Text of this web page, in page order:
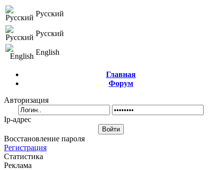
Русский
Русский
English
Главная
Форум
Авторизация
Ip-адрес
Восстановление пароля
Регистрация
Статистика
Реклама